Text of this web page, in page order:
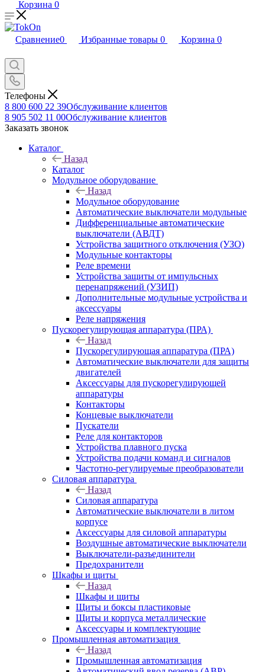
Корзина 0
Сравнение0 Избранные товары 0 Корзина 0
Телефоны
8 800 600 22 39Обслуживание клиентов
8 905 502 11 00Обслуживание клиентов
Заказать звонок
Каталог
Назад
Каталог
Модульное оборудование
Назад
Модульное оборудование
Автоматические выключатели модульные
Дифференциальные автоматические
выключатели (АВДТ)
Устройства защитного отключения (УЗО)
Модульные контакторы
Реле времени
Устройства защиты от импульсных
перенапряжений (УЗИП)
Дополнительные модульные устройства и
аксессуары
Реле напряжения
Пускорегулирующая аппаратура (ПРА)
Назад
Пускорегулирующая аппаратура (ПРА)
Автоматические выключатели для защиты
двигателей
Аксессуары для пускорегулирующей
аппаратуры
Контакторы
Концевые выключатели
Пускатели
Реле для контакторов
Устройства плавного пуска
Устройства подачи команд и сигналов
Частотно-регулируемые преобразователи
Силовая аппаратура
Назад
Силовая аппаратура
Автоматические выключатели в литом
корпусе
Аксессуары для силовой аппаратуры
Воздушные автоматические выключатели
Выключатели-разъединители
Предохранители
Шкафы и щиты
Назад
Шкафы и щиты
Щиты и боксы пластиковые
Щиты и корпуса металлические
Аксессуары и комплектующие
Промышленная автоматизация
Назад
Промышленная автоматизация